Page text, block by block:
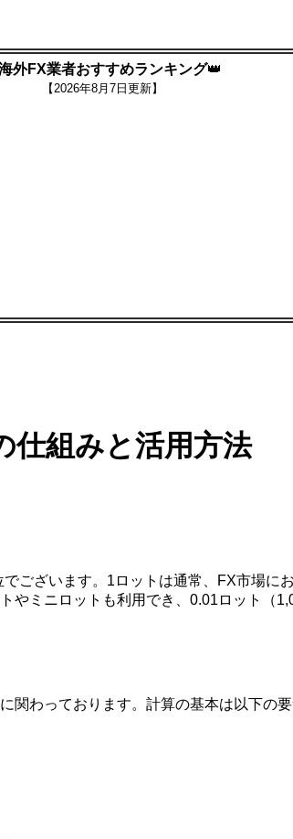
外FX業者おすすめランキング👑
【2026年8月7日更新】
組みと活用方法
ございます。1ロットは通常、FX市場
ミニロットも利用でき、0.01ロット（
わっております。計算の基本は以下の要